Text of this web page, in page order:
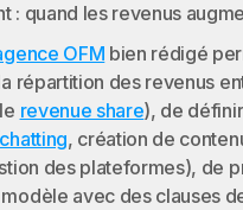
: quand les revenus
OFM bien rédigé
répartition des revenus
revenue share), de
chatting, création de
des plateformes), de
avec des clauses